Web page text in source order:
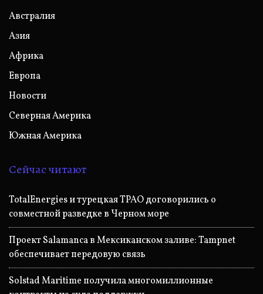
Австралия
Азия
Африка
Европа
Новости
Северная Америка
Южная Америка
Сейчас читают
TotalEnergies и турецкая TPAO договорились о
совместной разведке в Черном море
Проект Salamanca в Мексиканском заливе: Tampnet
обеспечивает передовую связь
Solstad Maritime получила многомиллионные